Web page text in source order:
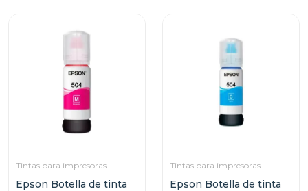
Tintas para impresoras
Epson Botella de tinta
Tintas para impresoras
Epson Botella de tinta